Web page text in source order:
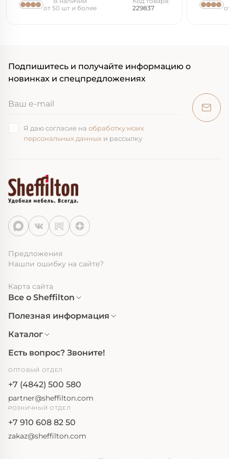
от 50 шт и более
229837
Подпишитесь и получайте информацию о
новинках и спецпредложениях
Я даю согласие на обработку моих
персональных данных и рассылку
Предложения
Нашли ошибку на сайте?
Карта сайта
Все о Sheffilton
Полезная информация
Каталог
Есть вопрос? Звоните!
ОПТОВЫЙ ОТДЕЛ
+7 (4842) 500 580
partner@sheffilton.com
РОЗНИЧНЫЙ ОТДЕЛ
+7 910 608 82 50
zakaz@sheffilton.com